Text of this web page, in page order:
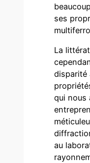
ses
La
disparité
qui nous
au